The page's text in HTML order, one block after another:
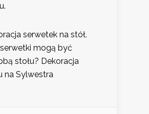
serwetek na stół.
mogą być
stołu? Dekoracja
na Sylwestra